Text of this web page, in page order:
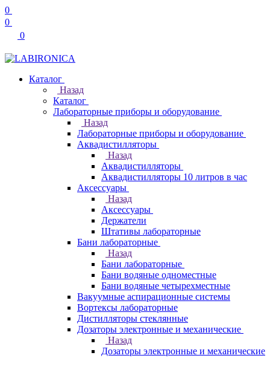
0
0
0
Каталог
Назад
Каталог
Лабораторные приборы и оборудование
Назад
Лабораторные приборы и оборудование
Аквадистилляторы
Назад
Аквадистилляторы
Аквадистилляторы 10 литров в час
Аксессуары
Назад
Аксессуары
Держатели
Штативы лабораторные
Бани лабораторные
Назад
Бани лабораторные
Бани водяные одноместные
Бани водяные четырехместные
Вакуумные аспирационные системы
Вортексы лабораторные
Дистилляторы стеклянные
Дозаторы электронные и механические
Назад
Дозаторы электронные и механические